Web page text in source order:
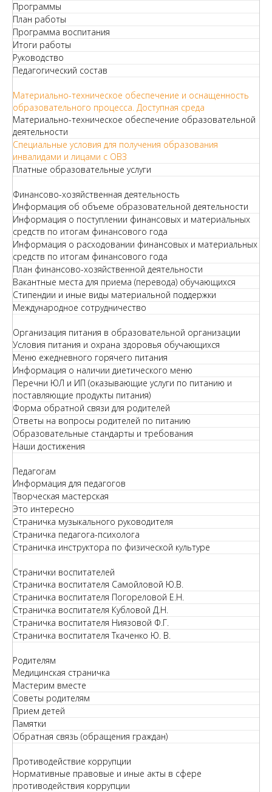
Программы
План работы
Программа воспитания
Итоги работы
Руководство
Педагогический состав
Материально-техническое обеспечение и оснащенность
образовательного процесса. Доступная среда
Материально-техническое обеспечение образовательной
деятельности
Специальные условия для получения образования
инвалидами и лицами с ОВЗ
Платные образовательные услуги
Финансово-хозяйственная деятельность
Информация об объеме образовательной деятельности
Информация о поступлении финансовых и материальных
средств по итогам финансового года
Информация о расходовании финансовых и материальных
средств по итогам финансового года
План финансово-хозяйственной деятельности
Вакантные места для приема (перевода) обучающихся
Стипендии и иные виды материальной поддержки
Международное сотрудничество
Организация питания в образовательной организации
Условия питания и охрана здоровья обучающихся
Меню ежедневного горячего питания
Информация о наличии диетического меню
Перечни ЮЛ и ИП (оказывающие услуги по питанию и
поставляющие продукты питания)
Форма обратной связи для родителей
Ответы на вопросы родителей по питанию
Образовательные стандарты и требования
Наши достижения
Педагогам
Информация для педагогов
Творческая мастерская
Это интересно
Страничка музыкального руководителя
Страничка педагога-психолога
Страничка инструктора по физической культуре
Странички воспитателей
Страничка воспитателя Самойловой Ю.В.
Страничка воспитателя Погореловой Е.Н.
Страничка воспитателя Кубловой Д.Н.
Страничка воспитателя Ниязовой Ф.Г.
Страничка воспитателя Ткаченко Ю. В.
Родителям
Медицинская страничка
Мастерим вместе
Советы родителям
Прием детей
Памятки
Обратная связь (обращения граждан)
Противодействие коррупции
Нормативные правовые и иные акты в сфере
противодействия коррупции